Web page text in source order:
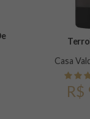
Casa
R$